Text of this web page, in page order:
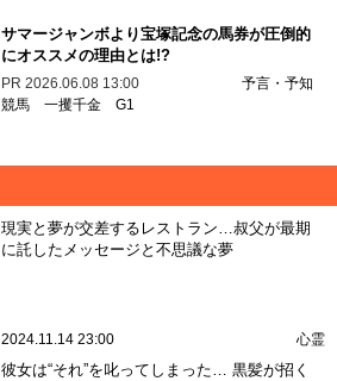
サマージャンボより宝塚記念の馬券が圧倒的
にオススメの理由とは!?
PR 2026.06.08 13:00
予言・予知
競馬 一攫千金 G1
現実と夢が交差するレストラン…叔父が最期
に託したメッセージと不思議な夢
2024.11.14 23:00 心霊
彼女は“それ”を叱ってしまった… 黒髪が招く